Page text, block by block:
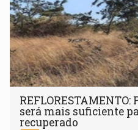
será mais suficiente
recuperado